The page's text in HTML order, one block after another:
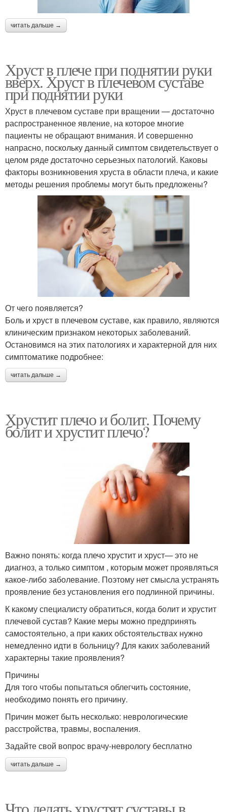
читать дальше →
Хруст в плече при поднятии руки
вверх. Хруст в плечевом суставе
при поднятии руки
Хруст в плечевом суставе при вращении — достаточно
распространенное явление, на которое многие
пациенты не обращают внимания. И совершенно
напрасно, поскольку данный симптом свидетельствует о
целом ряде достаточно серьезных патологий. Каковы
факторы возникновения хруста в области плеча, и какие
методы решения проблемы могут быть предложены?
От чего появляется?
Боль и хруст в плечевом суставе, как правило, являются
клиническим признаком некоторых заболеваний.
Остановимся на этих патологиях и характерной для них
симптоматике подробнее:
читать дальше →
Хрустит плечо и болит. Почему
болит и хрустит плечо?
Важно понять: когда плечо хрустит и хруст— это не
диагноз, а только симптом , которым может проявляться
какое-либо заболевание. Поэтому нет смысла устранять
проявление без установления его подлинной причины.
К какому специалисту обратиться, когда болит и хрустит
плечевой сустав? Какие меры можно предпринять
самостоятельно, а при каких обстоятельствах нужно
немедленно идти в больницу? Для каких заболеваний
характерны такие проявления?
Причины
Для того чтобы попытаться облегчить состояние,
необходимо понять его причину.
Причин может быть несколько: неврологические
расстройства, травмы, воспаления.
Задайте свой вопрос врачу-неврологу бесплатно
читать дальше →